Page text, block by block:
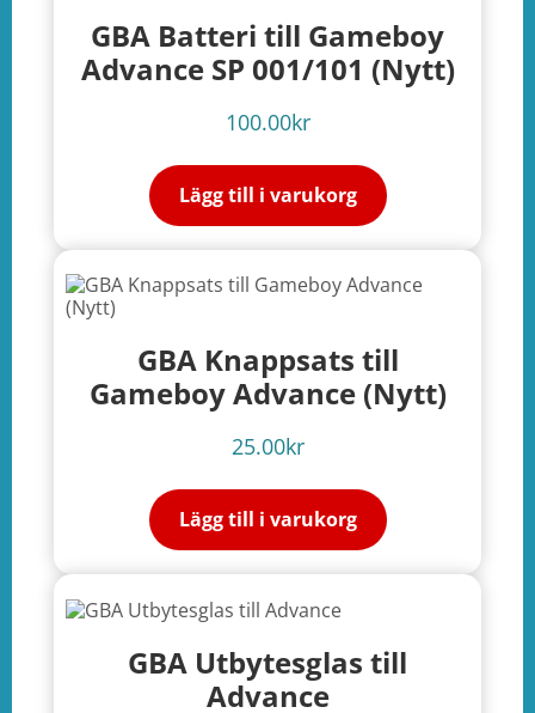
GBA Batteri till Gameboy
Advance SP 001/101 (Nytt)
100.00kr
Lägg till i varukorg
GBA Knappsats till
Gameboy Advance (Nytt)
25.00kr
Lägg till i varukorg
GBA Utbytesglas till
Advance